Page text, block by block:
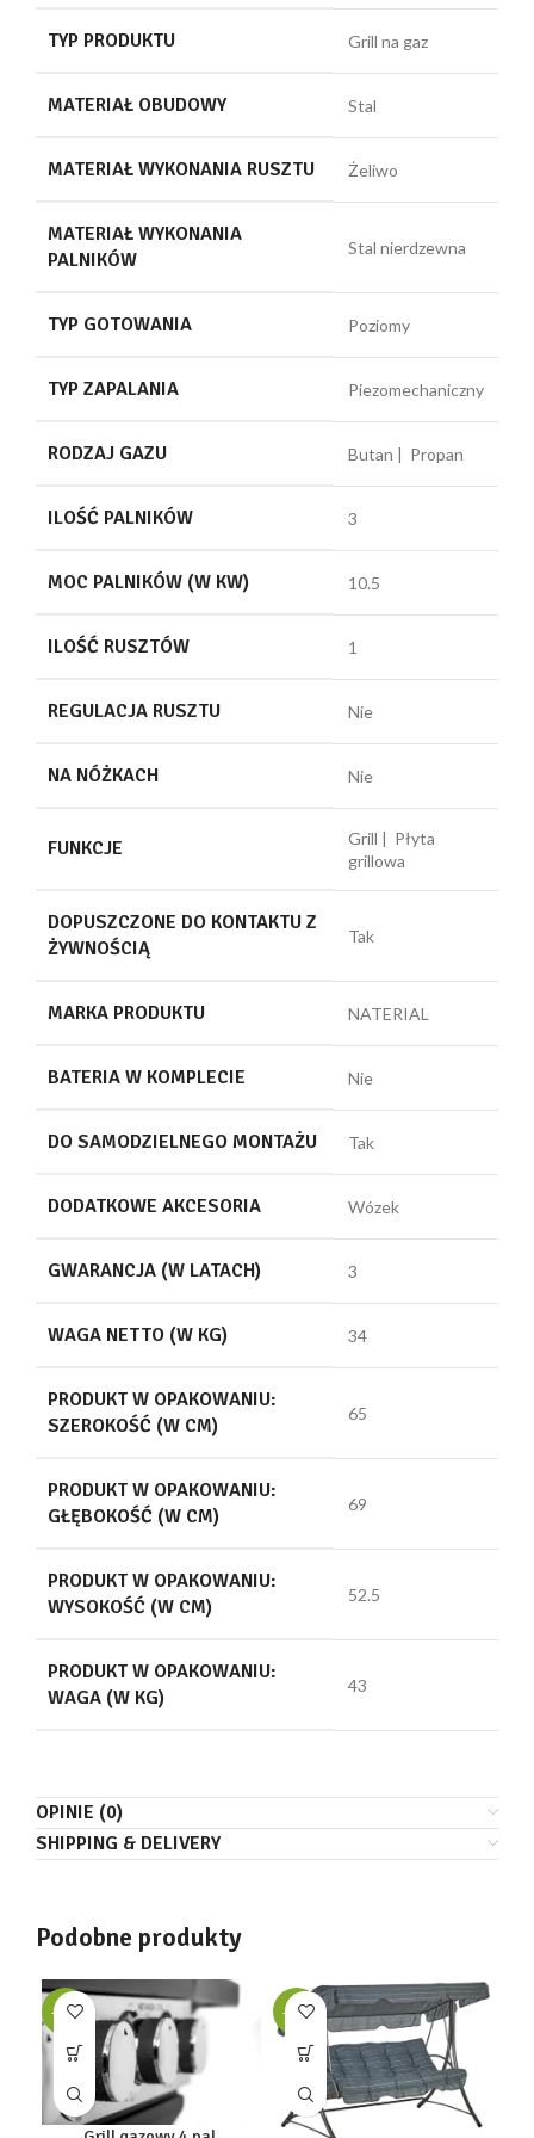
TYP PRODUKTU Grill na gaz
MATERIAŁ OBUDOWY Stal
MATERIAŁ WYKONANIA RUSZTU Żeliwo
MATERIAŁ WYKONANIA
PALNIKÓW
Stal nierdzewna
TYP GOTOWANIA Poziomy
TYP ZAPALANIA Piezomechaniczny
RODZAJ GAZU Butan | Propan
ILOŚĆ PALNIKÓW 3
MOC PALNIKÓW (W KW) 10.5
ILOŚĆ RUSZTÓW 1
REGULACJA RUSZTU Nie
NA NÓŻKACH Nie
FUNKCJE
Grill | Płyta
grillowa
DOPUSZCZONE DO KONTAKTU Z
ŻYWNOŚCIĄ
Tak
MARKA PRODUKTU NATERIAL
BATERIA W KOMPLECIE Nie
DO SAMODZIELNEGO MONTAŻU Tak
DODATKOWE AKCESORIA Wózek
GWARANCJA (W LATACH) 3
WAGA NETTO (W KG) 34
PRODUKT W OPAKOWANIU:
SZEROKOŚĆ (W CM)
65
PRODUKT W OPAKOWANIU:
GŁĘBOKOŚĆ (W CM)
69
PRODUKT W OPAKOWANIU:
WYSOKOŚĆ (W CM)
52.5
PRODUKT W OPAKOWANIU:
WAGA (W KG)
43
OPINIE (0)
SHIPPING & DELIVERY
Podobne produkty
-35% -34%